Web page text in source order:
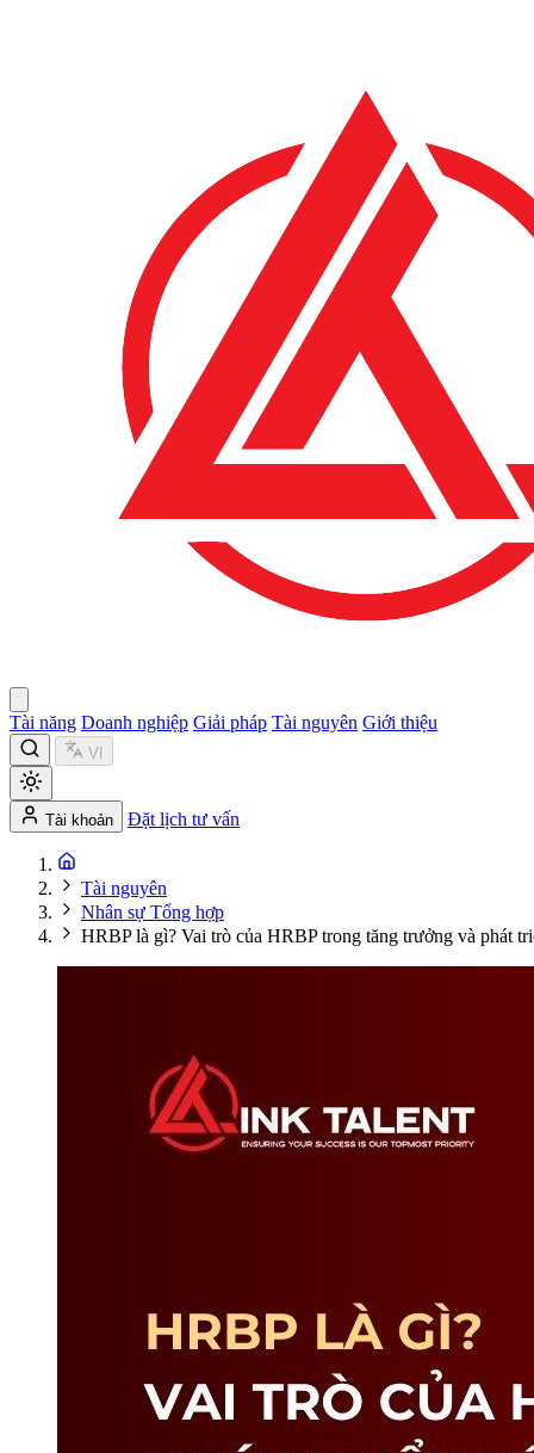
Tài năng Doanh nghiệp Giải pháp Tài nguyên Giới thiệu
VI
Tài khoản Đặt lịch tư vấn
Tài nguyên
Nhân sự Tổng hợp
HRBP là gì? Vai trò của HRBP trong tăng trưởng và phát